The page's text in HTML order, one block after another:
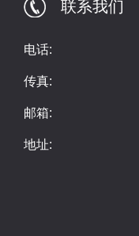
联系我们
电话:
传真:
邮箱:
地址: